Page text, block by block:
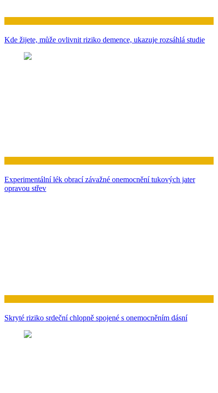
Kde žijete, může ovlivnit riziko demence, ukazuje rozsáhlá studie
Experimentální lék obrací závažné onemocnění tukových jater
opravou střev
Skryté riziko srdeční chlopně spojené s onemocněním dásní